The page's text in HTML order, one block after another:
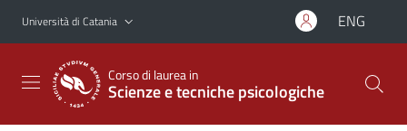
Vai al contenuto principale
Vai al menu di navigazione
Università di Catania ENG
Corso di laurea in
Scienze e tecniche psicologiche